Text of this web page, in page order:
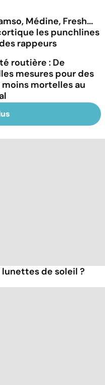
Médine, Fresh...
les punchlines
rappeurs
routière : De
mesures pour des
mortelles au
de soleil ?